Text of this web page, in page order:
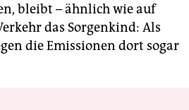
bleibt – ähnlich wie auf
das Sorgenkind: Als
die Emissionen dort sogar